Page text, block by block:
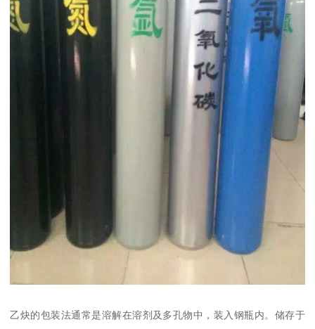
乙炔的包装法通常是溶解在溶剂及多孔物中，装入钢瓶内。储存于